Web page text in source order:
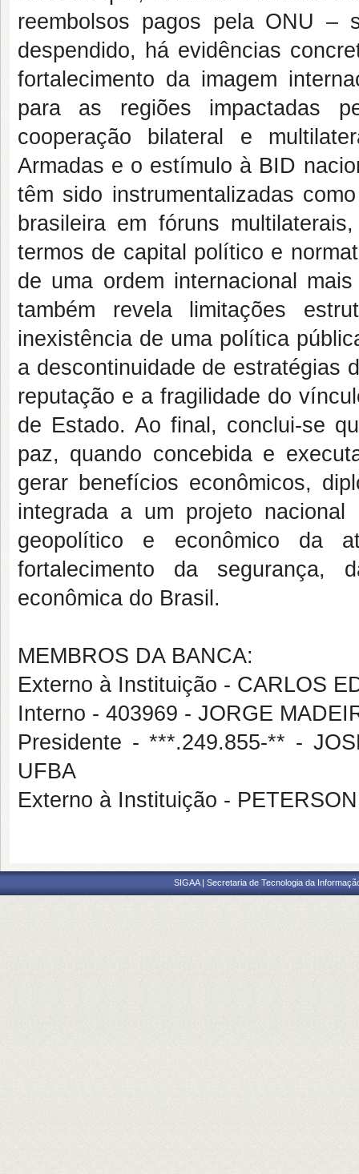
reembolsos pagos pela ONU –
despendido, há evidências
fortalecimento da imagem
para as regiões impactadas
cooperação bilateral e
Armadas e o estímulo à BID
têm sido instrumentalizadas
brasileira em fóruns
termos de capital político e
de uma ordem internacional
também revela limitações
inexistência de uma política
a descontinuidade de estratégias
reputação e a fragilidade do
de Estado. Ao final, conclui-se
paz, quando concebida e
gerar benefícios econômicos,
integrada a um projeto
geopolítico e econômico da
fortalecimento da segurança,
econômica do Brasil.
MEMBROS DA BANCA:
Externo à Instituição - CARLOS
Interno - 403969 - JORGE
Presidente - ***.249.855-** -
UFBA
Externo à Instituição -
SIGAA | Secretaria de Tecnologia da